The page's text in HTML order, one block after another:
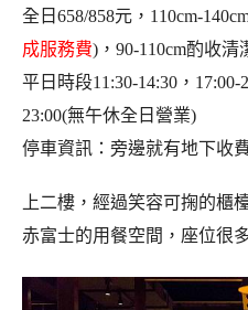
全日658/858元，110cm-
成服務費)，90-110cm酌收清
平日時段11:30-14:30，
23:00(無午休全日營業)
停車資訊：旁邊就有地下收
上二樓，經過笑容可掬的櫃
赤富士的用餐空間，座位很